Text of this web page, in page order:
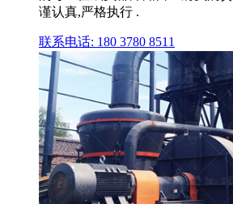
谨认真,严格执行 .
联系电话: 180 3780 8511